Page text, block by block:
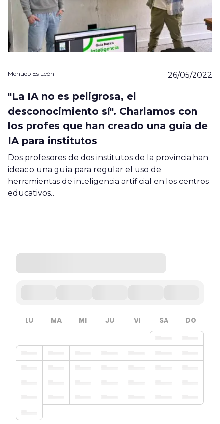
Menudo Es León 26/05/2022
"La IA no es peligrosa, el
desconocimiento sí". Charlamos con
los profes que han creado una guía de
IA para institutos
Dos profesores de dos institutos de la provincia han
ideado una guía para regular el uso de
herramientas de inteligencia artificial en los centros
educativos…
LU MA MI JU VI SA DO